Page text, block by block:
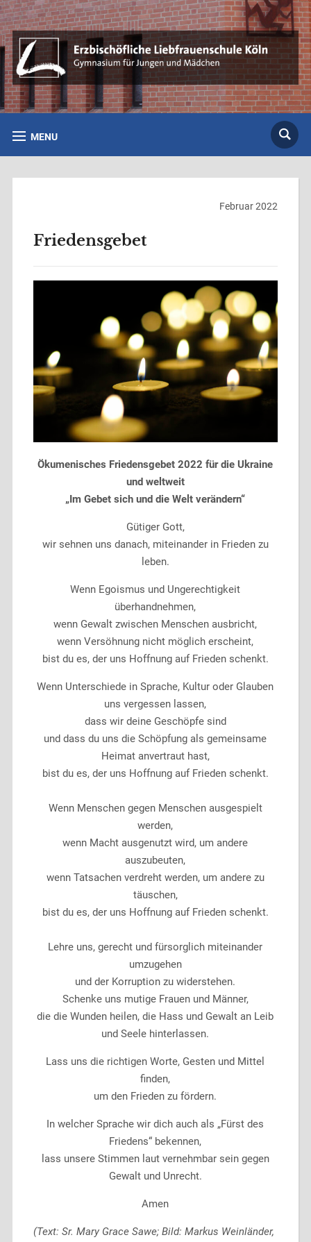
MENU
Februar 2022
Friedensgebet
Ökumenisches Friedensgebet 2022 für die Ukraine
und weltweit
„Im Gebet sich und die Welt verändern“
Gütiger Gott,
wir sehnen uns danach, miteinander in Frieden zu
leben.
Wenn Egoismus und Ungerechtigkeit
überhandnehmen,
wenn Gewalt zwischen Menschen ausbricht,
wenn Versöhnung nicht möglich erscheint,
bist du es, der uns Hoffnung auf Frieden schenkt.
Wenn Unterschiede in Sprache, Kultur oder Glauben
uns vergessen lassen,
dass wir deine Geschöpfe sind
und dass du uns die Schöpfung als gemeinsame
Heimat anvertraut hast,
bist du es, der uns Hoffnung auf Frieden schenkt.
Wenn Menschen gegen Menschen ausgespielt
werden,
wenn Macht ausgenutzt wird, um andere
auszubeuten,
wenn Tatsachen verdreht werden, um andere zu
täuschen,
bist du es, der uns Hoffnung auf Frieden schenkt.
Lehre uns, gerecht und fürsorglich miteinander
umzugehen
und der Korruption zu widerstehen.
Schenke uns mutige Frauen und Männer,
die die Wunden heilen, die Hass und Gewalt an Leib
und Seele hinterlassen.
Lass uns die richtigen Worte, Gesten und Mittel
finden,
um den Frieden zu fördern.
In welcher Sprache wir dich auch als „Fürst des
Friedens“ bekennen,
lass unsere Stimmen laut vernehmbar sein gegen
Gewalt und Unrecht.
Amen
(Text: Sr. Mary Grace Sawe; Bild: Markus Weinländer,